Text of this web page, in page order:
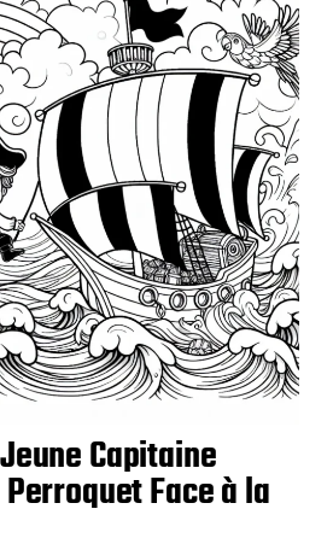
Capitaine
Face à la